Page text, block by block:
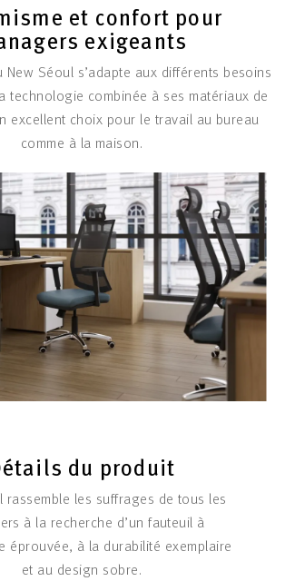
et confort pour
exigeants
New Séoul s’adapte aux différents besoins
technologie combinée à ses matériaux de
excellent choix pour le travail au bureau
comme à la maison.
du produit
rassemble les suffrages de tous les
à la recherche d’un fauteuil à
éprouvée, à la durabilité exemplaire
et au design sobre.